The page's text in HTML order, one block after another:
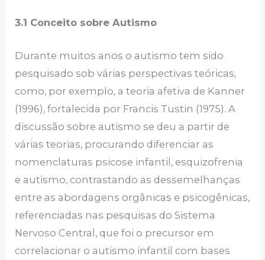
3.1 Conceito sobre Autismo
Durante muitos anos o autismo tem sido
pesquisado sob várias perspectivas teóricas,
como, por exemplo, a teoria afetiva de Kanner
(1996), fortalecida por Francis Tustin (1975). A
discussão sobre autismo se deu a partir de
várias teorias, procurando diferenciar as
nomenclaturas psicose infantil, esquizofrenia
e autismo, contrastando as dessemelhanças
entre as abordagens orgânicas e psicogênicas,
referenciadas nas pesquisas do Sistema
Nervoso Central, que foi o precursor em
correlacionar o autismo infantil com bases